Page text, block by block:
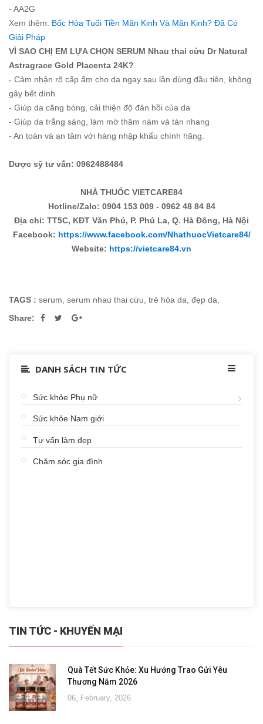
- AA2G
Xem thêm: Bốc Hỏa Tuổi Tiền Mãn Kinh Và Mãn Kinh? Đã Có
Giải Pháp
VÌ SAO CHỊ EM LỰA CHỌN SERUM Nhau thai cừu Dr Natural
Astragrace Gold Placenta 24K?
- Cảm nhận rõ cấp ẩm cho da ngay sau lần dùng đầu tiên, không
gây bết dính
- Giúp da căng bóng, cải thiện độ đàn hồi của da
- Giúp da trắng sáng, làm mờ thâm nám và tàn nhang
- An toàn và an tâm với hàng nhập khẩu chính hãng.
Dược sỹ tư vấn: 0962488484
NHÀ THUỐC VIETCARE84
Hotline/Zalo: 0904 153 009 - 0962 48 84 84
Địa chỉ: TT5C, KĐT Văn Phú, P. Phú La, Q. Hà Đông, Hà Nội
Facebook: https://www.facebook.com/NhathuocVietcare84/
Website: https://vietcare84.vn
TAGS : serum serum nhau thai cừu trẻ hóa da đẹp da
Share:
DANH SÁCH TIN TỨC
Sức khỏe Phụ nữ
Sức khỏe Nam giới
Tư vấn làm đẹp
Chăm sóc gia đình
TIN TỨC - KHUYẾN MẠI
Quà Tết Sức Khỏe: Xu Hướng Trao Gửi Yêu
Thương Năm 2026
06, February, 2026